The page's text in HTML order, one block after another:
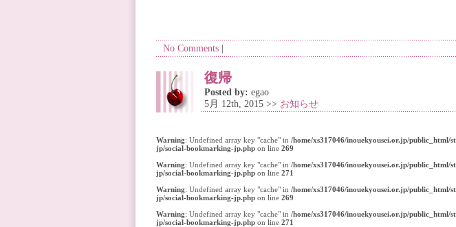
No Comments
復帰
Posted by: egao
5月 12th, 2015 >> お知らせ
Warning: Undefined array key "cache" in /home/xs317046/inouekyousei.or.jp/
jp/social-bookmarking-jp.php on line 269
Warning: Undefined array key "cache" in /home/xs317046/inouekyousei.or.jp/
jp/social-bookmarking-jp.php on line 271
Warning: Undefined array key "cache" in /home/xs317046/inouekyousei.or.jp/
jp/social-bookmarking-jp.php on line 269
Warning: Undefined array key "cache" in /home/xs317046/inouekyousei.or.jp/
jp/social-bookmarking-jp.php on line 271